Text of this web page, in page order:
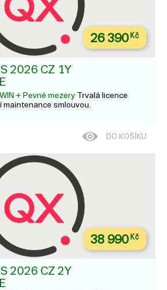
26 390Kč
2026 CZ 1Y
+ Pevné mezery Trvalá licence
smlouvou.
DO KOŠÍKU
38 990Kč
2026 CZ 2Y